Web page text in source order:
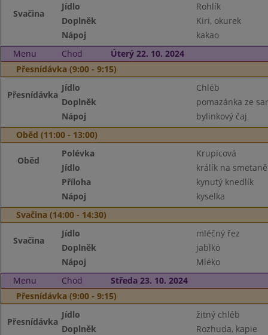
Svačina
Jídlo
Rohlík
Doplněk
Kiri, okurek
Nápoj
kakao
Menu
Chod
Úterý 22. 10. 2024
Přesnídávka (9:00 - 9:15)
Přesnídávka
Jídlo
Chléb
Doplněk
pomazánka ze
Nápoj
bylinkový čaj
Oběd (11:00 - 13:00)
Oběd
Polévka
Krupicová
Jídlo
králík na smetaně
Příloha
kynutý knedlík
Nápoj
kyselka
Svačina (14:00 - 14:30)
Svačina
Jídlo
mléčný řez
Doplněk
jablko
Nápoj
Mléko
Menu
Chod
Středa 23. 10. 2024
Přesnídávka (9:00 - 9:15)
Přesnídávka
Jídlo
žitný chléb
Doplněk
Rozhuda, kapie